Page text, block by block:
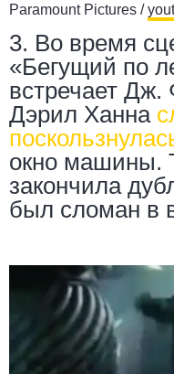
Paramount Pictures /
3. Во время
«Бегущий по
встречает Дж.
Дэрил Ханна
окно машины.
закончила
был сломан в